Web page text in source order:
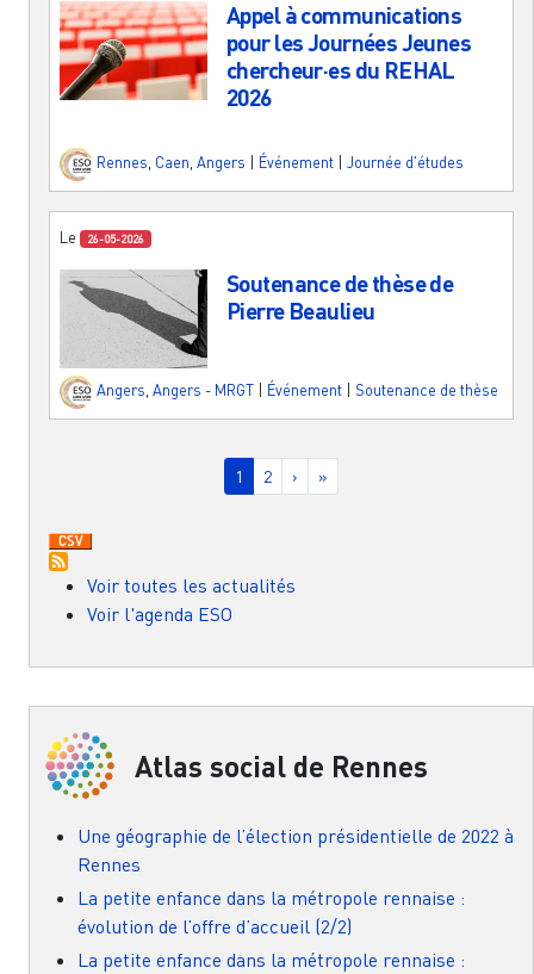
Appel à communications
pour les Journées Jeunes
chercheur·es du REHAL
2026
Rennes Caen Angers Événement Journée d'études
Le 26-05-2026
Soutenance de thèse de
Pierre Beaulieu
Angers Angers - MRGT Événement Soutenance de thèse
Page courante
1 Page
2 Page suivante
› Dernière page
»
Voir toutes les actualités
Voir l'agenda ESO
Atlas social de Rennes
Une géographie de l’élection présidentielle de 2022 à
Rennes
La petite enfance dans la métropole rennaise :
évolution de l’offre d’accueil (2/2)
La petite enfance dans la métropole rennaise :